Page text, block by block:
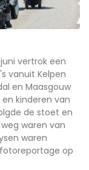
vertrok een
vanuit Kelpen
en Maasgouw
kinderen van
de stoet en
waren van
waren
op